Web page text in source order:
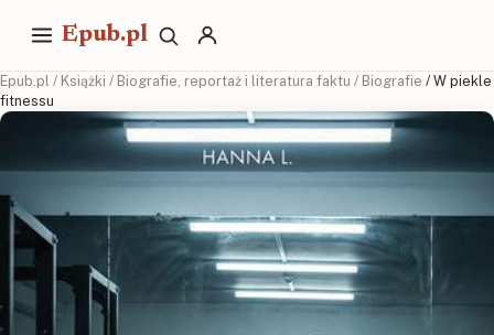
Epub.pl
Epub.pl / Książki / Biografie, reportaż i literatura faktu / Biografie / W piekle
fitnessu